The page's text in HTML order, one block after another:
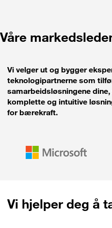
Våre
Vi velger ut og bygger
teknologipartnerne som
samarbeidsløsningene
komplette og intuitive
for bærekraft.
Vi hjelper deg å